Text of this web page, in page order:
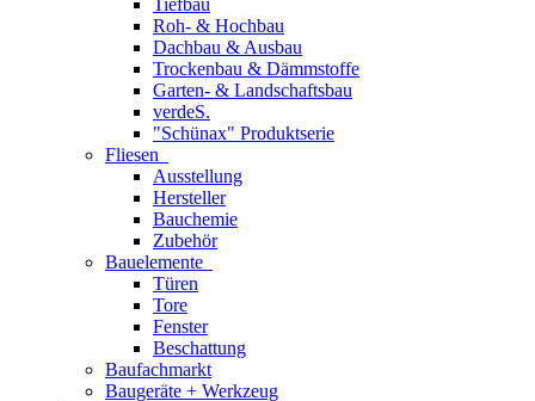
Tiefbau
Roh- & Hochbau
Dachbau & Ausbau
Trockenbau & Dämmstoffe
Garten- & Landschaftsbau
verdeS.
"Schünax" Produktserie
Fliesen
Ausstellung
Hersteller
Bauchemie
Zubehör
Bauelemente
Türen
Tore
Fenster
Beschattung
Baufachmarkt
Baugeräte + Werkzeug